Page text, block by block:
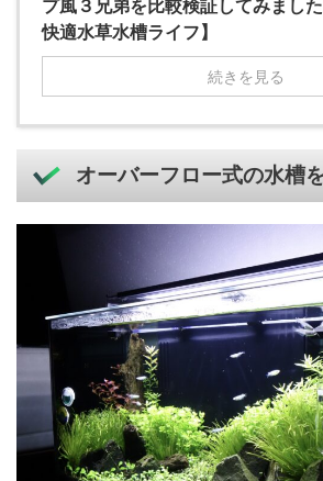
プ風３兄弟を比較検証してみまし
快適水草水槽ライフ】
続きを見る
オーバーフロー式の水槽